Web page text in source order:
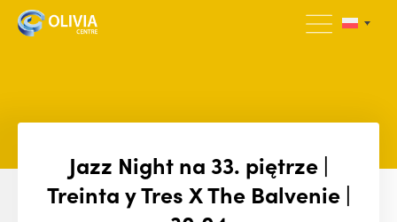
Jazz Night na 33. piętrze |
Treinta y Tres X The Balvenie |